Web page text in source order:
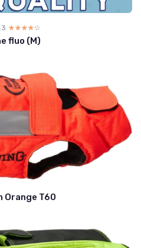
☆☆☆☆☆
★★★★★
fluo (M)
Orange T60